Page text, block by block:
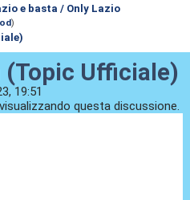
e basta / Only Lazio
)
(Topic Ufficiale)
19:51
questa discussione.